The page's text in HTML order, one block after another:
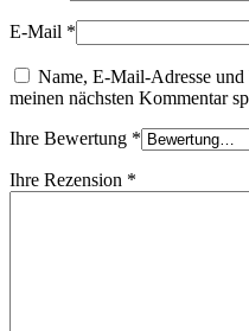
E-Mail *
Name, E-Mail-Adresse
meinen nächsten Kommentar
Ihre Bewertung *
Ihre Rezension *